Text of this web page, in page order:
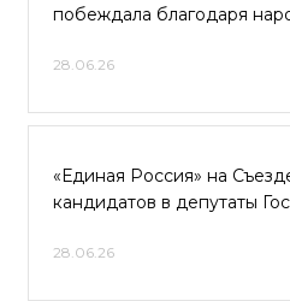
побеждала благодаря
28.06.26
«Единая Россия» на
кандидатов в депутаты
28.06.26